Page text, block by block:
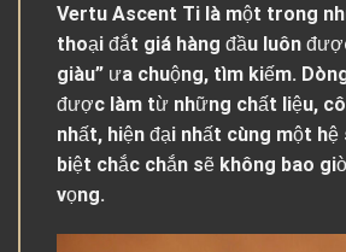
Vertu Ascent Ti là một trong
thoại đắt giá hàng đầu luôn
giàu” ưa chuộng, tìm kiếm.
được làm từ những chất liệu,
nhất, hiện đại nhất cùng một
biệt chắc chắn sẽ không bao
vọng.